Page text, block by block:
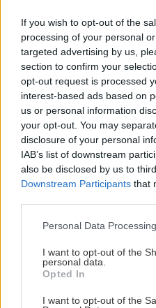
If you wish to opt-out of the
processing of your personal
targeted advertising by us,
section to confirm your
opt-out request is processed
interest-based ads based on
us or personal information
your opt-out. You may
disclosure of your personal
IAB’s list of downstream
also be disclosed by us to
Downstream Participants that
Please note that this website/
not limited to your visit or
grant or deny consent to
use your data for below
consent section.
Personal Data
I want to opt-out of the
personal data.
Opted In
I want to opt-out of the
Guggenheim,
της Λογοτεχνίας στο
Υόρκης και ειδικός στον
συγγραφέας τεσσάρων
αρκετών δοκιµίων.
Έργα του έχουν
York Review of Books,
Review και στη
(Μεταίχµιο, 2013)
Award. Είναι
Πάπισσα Ιωάννα